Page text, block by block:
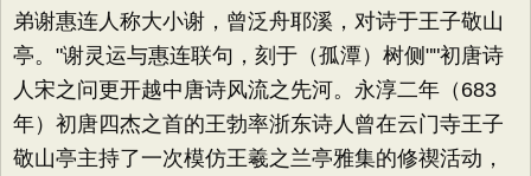
弟谢惠连人称大小谢，曾泛舟耶溪，对诗于王子敬山
亭。"谢灵运与惠连联句，刻于（孤潭）树侧""初唐诗
人宋之问更开越中唐诗风流之先河。永淳二年（683
年）初唐四杰之首的王勃率浙东诗人曾在云门寺王子
敬山亭主持了一次模仿王羲之兰亭雅集的修禊活动，